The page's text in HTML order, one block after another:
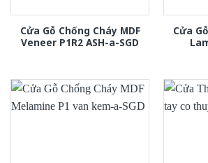
Cửa Gỗ Chống Cháy MDF
Veneer P1R2 ASH-a-SGD
Cửa